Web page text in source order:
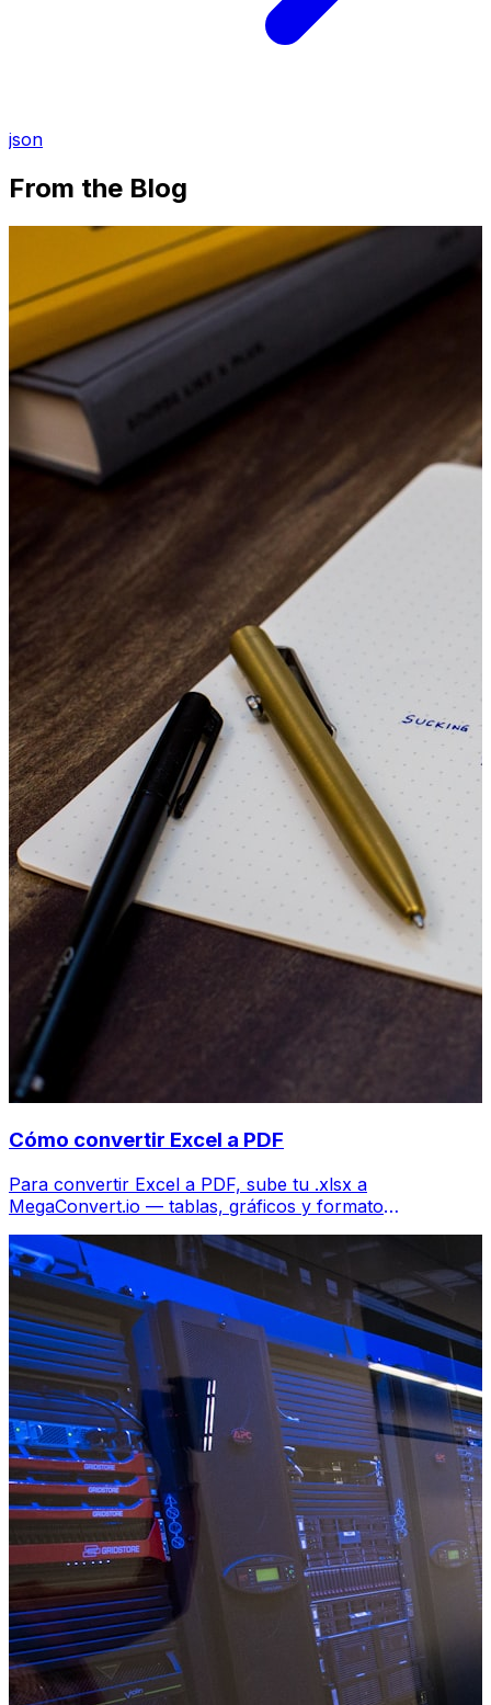
json
From the Blog
Cómo convertir Excel a PDF
Para convertir Excel a PDF, sube tu .xlsx a
MegaConvert.io — tablas, gráficos y formato